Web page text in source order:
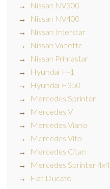
Nissan NV300
Nissan NV400
Nissan Interstar
Nissan Vanette
Nissan Primastar
Hyundai H-1
Hyundai H350
Mercedes Sprinter
Mercedes V
Mercedes Viano
Mercedes Vito
Mercedes Citan
Mercedes Sprinter 4x4
Fiat Ducato